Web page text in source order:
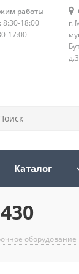
работы
8:30-18:00
17:00
г.
Каталог